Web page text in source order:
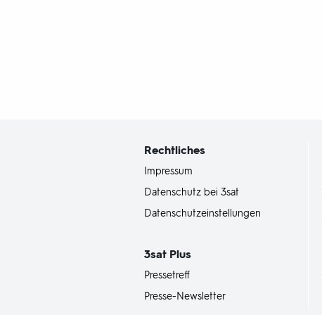
Rechtliches
Impressum
Datenschutz bei 3sat
Datenschutzeinstellungen
3satPlus
Pressetreff
Presse-Newsletter